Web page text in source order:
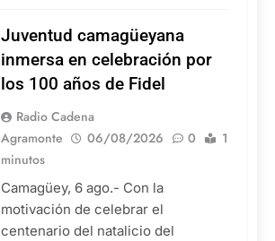
Juventud camagüeyana
inmersa en celebración por
los 100 años de Fidel
Radio Cadena
Agramonte
06/08/2026 0
1
minutos
Camagüey, 6 ago.- Con la
motivación de celebrar el
centenario del natalicio del